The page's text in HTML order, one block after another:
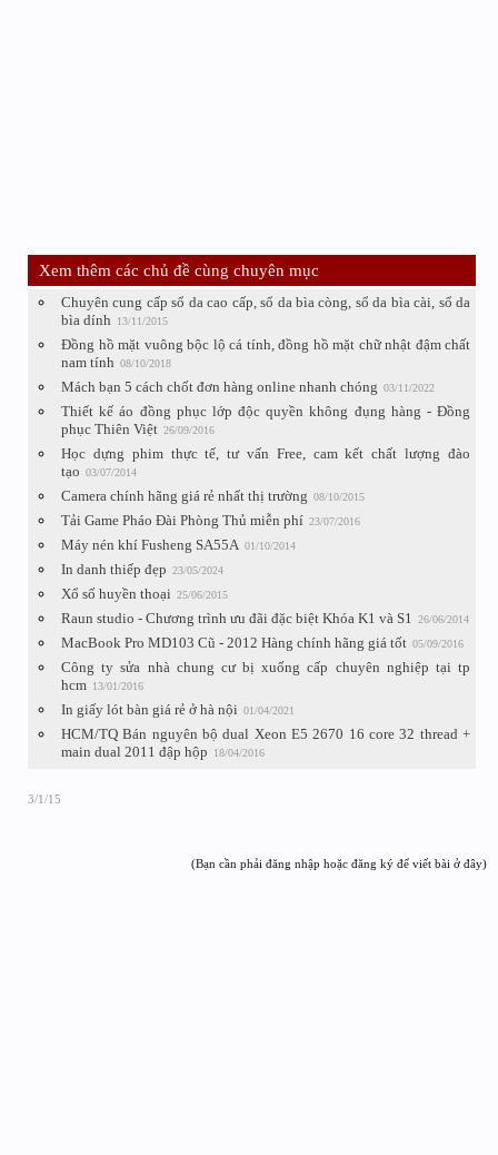
Xem thêm các chủ đề cùng chuyên mục
Chuyên cung cấp sổ da cao cấp, sổ da bìa còng, sổ da bìa cài, sổ da
bìa dính
13/11/2015
Đồng hồ mặt vuông bộc lộ cá tính, đồng hồ mặt chữ nhật đậm chất
nam tính 08/10/2018
Mách bạn 5 cách chốt đơn hàng online nhanh chóng 03/11/2022
Thiết kế áo đồng phục lớp độc quyền không đụng hàng - Đồng
phục Thiên Việt 26/09/2016
Học dựng phim thực tế, tư vấn Free, cam kết chất lượng đào
tạo 03/07/2014
Camera chính hãng giá rẻ nhất thị trường 08/10/2015
Tải Game Pháo Đài Phòng Thủ miễn phí 23/07/2016
Máy nén khí Fusheng SA55A 01/10/2014
In danh thiếp đẹp 23/05/2024
Xổ số huyền thoại 25/06/2015
Raun studio - Chương trình ưu đãi đặc biệt Khóa K1 và S1 26/06/2014
MacBook Pro MD103 Cũ - 2012 Hàng chính hãng giá tốt 05/09/2016
Công ty sửa nhà chung cư bị xuống cấp chuyên nghiệp tại tp
hcm 13/01/2016
In giấy lót bàn giá rẻ ở hà nội 01/04/2021
HCM/TQ Bán nguyên bộ dual Xeon E5 2670 16 core 32 thread +
main dual 2011 đập hộp
18/04/2016
3/1/15
(Bạn cần phải đăng nhập hoặc đăng ký để viết bài ở đây)